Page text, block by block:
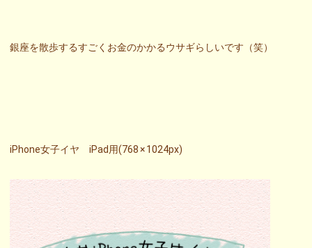
銀座を散歩するすごくお金のかかるウサギらしいです（笑）
iPhone女子イヤ iPad用(768 × 1024px)